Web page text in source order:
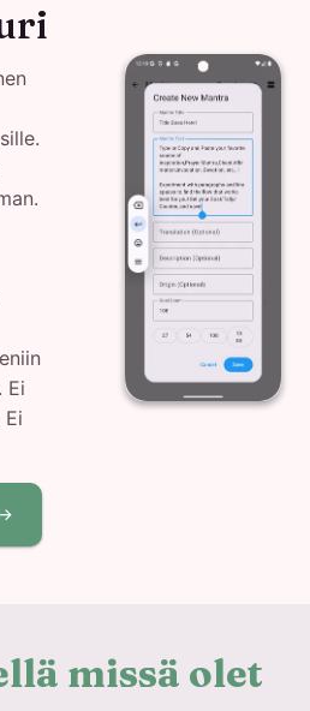
Ei
Ei
missä olet